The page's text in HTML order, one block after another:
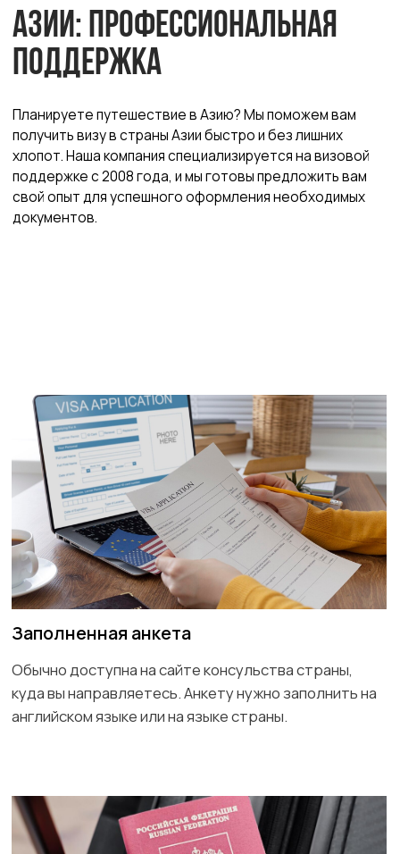
Заполненная анкета
Обычно доступна на сайте консульства страны,
куда вы направляетесь. Анкету нужно заполнить на
английском языке или на языке страны.
Заграничный паспорт
Должен быть действителен как минимум три
месяца после предполагаемой даты выезда из
страны, содержать минимум две пустые страницы и
быть выдан не более 10 лет назад.
Фотографии